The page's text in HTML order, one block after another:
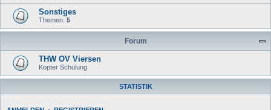
Sonstiges
Themen: 5
Forum
THW OV Viersen
Kopter Schulung
STATISTIK